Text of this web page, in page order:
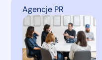
Agencje PR